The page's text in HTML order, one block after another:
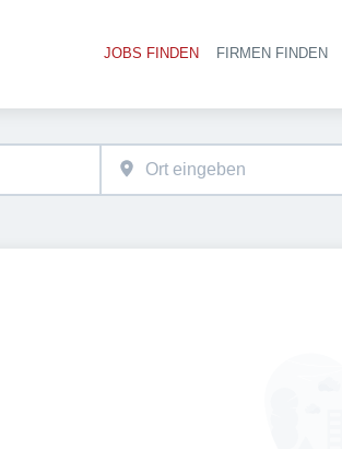
JOBS FINDEN FIRMEN FINDEN